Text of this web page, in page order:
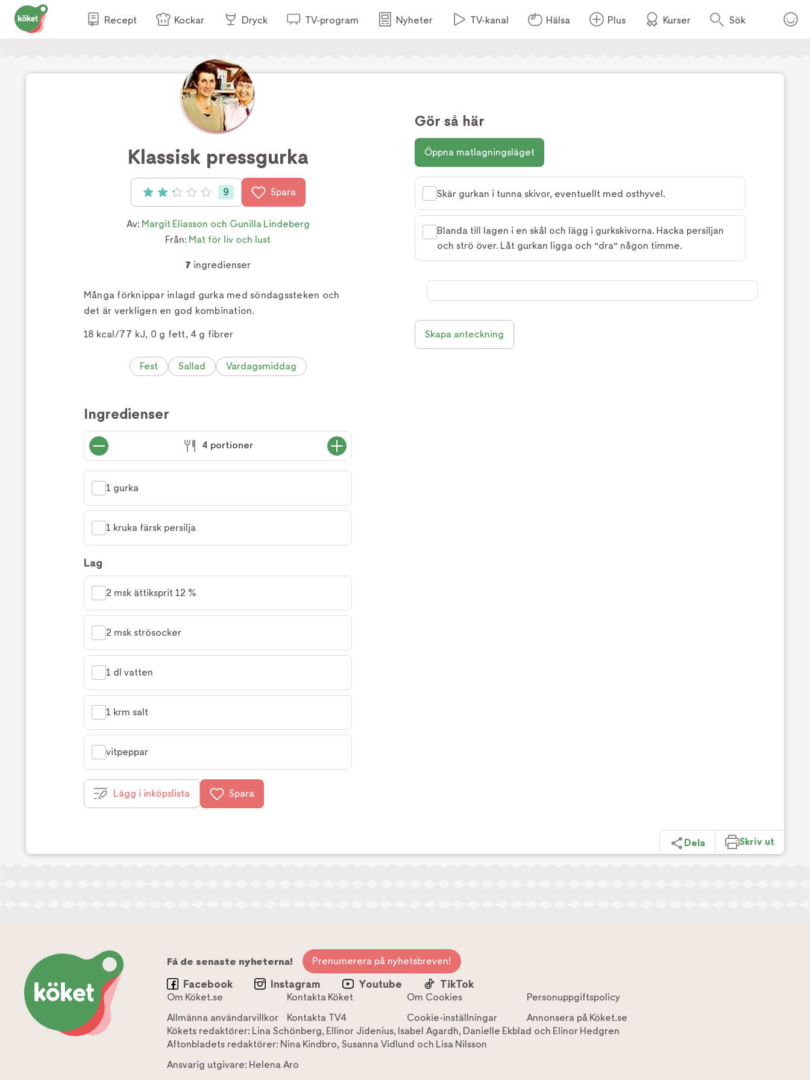
Recept Kockar Dryck TV-program Nyheter TV-kanal Hälsa Plus Kurser Sök
Klassisk pressgurka
Betyg: 2.22 av 5 (9 röster)
9 Spara
Av: Margit Eliasson och Gunilla Lindeberg
Från: Mat för liv och lust
7 ingredienser
Många förknippar inlagd gurka med söndagssteken och
det är verkligen en god kombination.
18 kcal/77 kJ, 0 g fett, 4 g fibrer
Fest Sallad Vardagsmiddag
Ingredienser
4 portioner
1 gurka
1 kruka färsk persilja
Lag
2 msk ättiksprit 12 %
2 msk strösocker
1 dl vatten
1 krm salt
vitpeppar
Lägg i inköpslista Spara
Gör så här
Öppna matlagningsläget
Skär gurkan i tunna skivor, eventuellt med osthyvel.
Blanda till lagen i en skål och lägg i gurkskivorna. Hacka persiljan
och strö över. Låt gurkan ligga och "dra" någon timme.
Skapa anteckning
Dela Skriv ut
Få de senaste nyheterna! Prenumerera på nyhetsbreven!
Facebook Instagram Youtube TikTok
Om Köket.se Kontakta Köket Om Cookies
Personuppgiftspolicy
Allmänna användarvillkor
Kontakta TV4 Cookie-inställningar
Annonsera på Köket.se
Kökets redaktörer: Lina Schönberg, Ellinor Jidenius, Isabel Agardh, Danielle Ekblad och Elinor Hedgren
Aftonbladets redaktörer: Nina Kindbro, Susanna Vidlund och Lisa Nilsson
Ansvarig utgivare: Helena Aro